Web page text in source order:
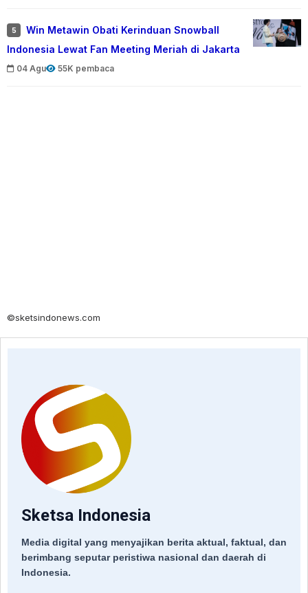
5
Win Metawin Obati Kerinduan Snowball
Indonesia Lewat Fan Meeting Meriah di Jakarta
04 Agu 55K pembaca
©sketsindonews.com
Sketsa Indonesia
Media digital yang menyajikan berita aktual, faktual, dan
berimbang seputar peristiwa nasional dan daerah di
Indonesia.